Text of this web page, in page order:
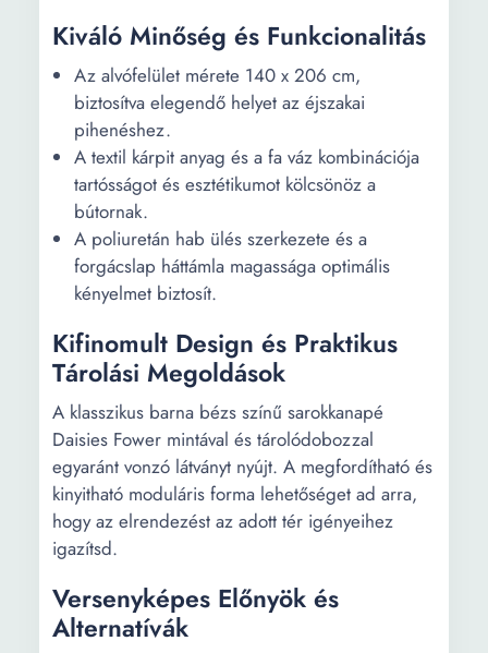
Kiváló Minőség és Funkcionalitás
Az alvófelület mérete 140 x 206 cm,
biztosítva elegendő helyet az éjszakai
pihenéshez.
A textil kárpit anyag és a fa váz kombinációja
tartósságot és esztétikumot kölcsönöz a
bútornak.
A poliuretán hab ülés szerkezete és a
forgácslap háttámla magassága optimális
kényelmet biztosít.
Kifinomult Design és Praktikus
Tárolási Megoldások
A klasszikus barna bézs színű sarokkanapé
Daisies Fower mintával és tárolódobozzal
egyaránt vonzó látványt nyújt. A megfordítható és
kinyitható moduláris forma lehetőséget ad arra,
hogy az elrendezést az adott tér igényeihez
igazítsd.
Versenyképes Előnyök és
Alternatívák